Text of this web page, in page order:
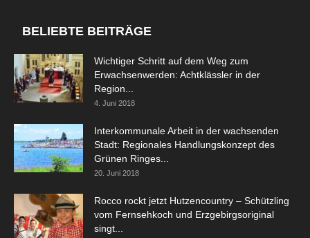
BELIEBTE BEITRÄGE
Wichtiger Schritt auf dem Weg zum
Erwachsenwerden: Achtklässler in der
Region...
4. Juni 2018
Interkommunale Arbeit in der wachsenden
Stadt: Regionales Handlungskonzept des
Grünen Ringes...
20. Juni 2018
Rocco rockt jetzt Hutzencountry – Schützling
vom Fernsehkoch und Erzgebirgsoriginal
singt...